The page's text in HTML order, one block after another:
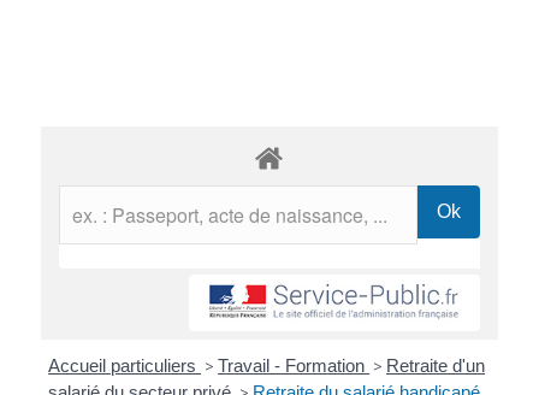
Accueil particuliers > Travail - Formation > Retraite d'un